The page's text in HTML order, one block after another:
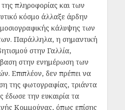
της πληροφορίας και των
κόσμο άλλαξε άρδην
κάλυψης των
Παράλληλα, η σημαντική
στην Γαλλία,
στην ενημέρωση των
Επιπλέον, δεν πρέπει να
της φωτογραφίας, τριάντα
έδωσε την ευκαιρία τα
Κομμούνας, όπως επίσης